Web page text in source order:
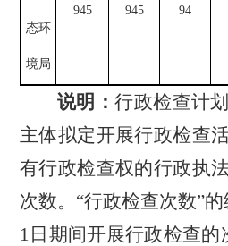
态环
境局
945 945 94
说明：行政检查计
主体拟定开展行政检查
有行政检查权的行政执
次数。 “行政检查次数”
1 日 期间开展行政检查的